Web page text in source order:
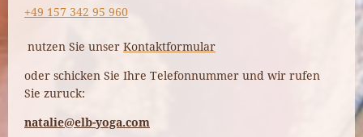
+49 157 342 95 960
nutzen Sie unser Kontaktformular
oder schicken Sie Ihre Telefonnummer und wir rufen
Sie zuruck:
natalie@elb-yoga.com